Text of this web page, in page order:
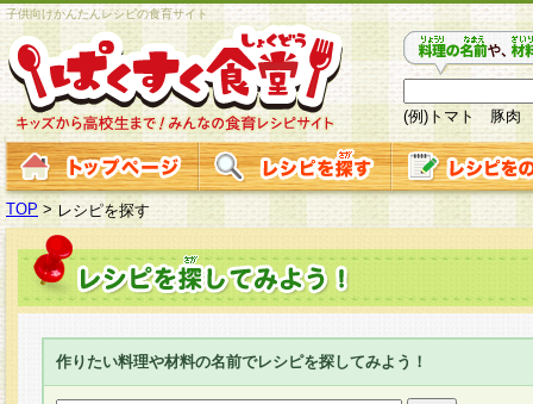
子供向けかんたんレシピの食育サイト
(例)トマト 豚肉
TOP > レシピを探す
作りたい料理や材料の名前でレシピを探してみよう！